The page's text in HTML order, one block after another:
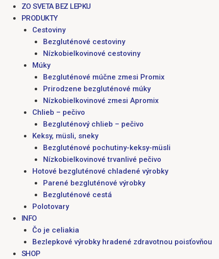
ZO SVETA BEZ LEPKU
PRODUKTY
Cestoviny
Bezgluténové cestoviny
Nízkobielkovinové cestoviny
Múky
Bezgluténové múčne zmesi Promix
Prirodzene bezgluténové múky
Nízkobielkovinové zmesi Apromix
Chlieb – pečivo
Bezgluténový chlieb – pečivo
Keksy, müsli, sneky
Bezgluténové pochutiny-keksy-müsli
Nízkobielkovinové trvanlivé pečivo
Hotové bezgluténové chladené výrobky
Parené bezgluténové výrobky
Bezgluténové cestá
Polotovary
INFO
Čo je celiakia
Bezlepkové výrobky hradené zdravotnou poisťovňou
SHOP